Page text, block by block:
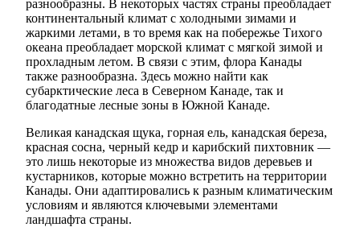
разнообразны. В некоторых частях страны преобладает
континентальный климат с холодными зимами и
жаркими летами, в то время как на побережье Тихого
океана преобладает морской климат с мягкой зимой и
прохладным летом. В связи с этим, флора Канады
также разнообразна. Здесь можно найти как
субарктические леса в Северном Канаде, так и
благодатные лесные зоны в Южной Канаде.
Великая канадская щука, горная ель, канадская береза,
красная сосна, черный кедр и карибский пихтовник —
это лишь некоторые из множества видов деревьев и
кустарников, которые можно встретить на территории
Канады. Они адаптировались к разным климатическим
условиям и являются ключевыми элементами
ландшафта страны.